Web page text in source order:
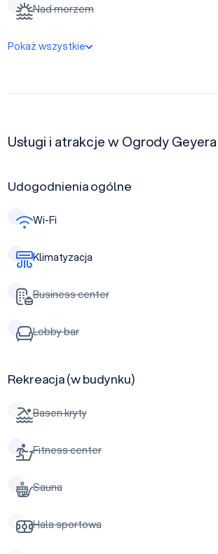
Nad morzem
Pokaż wszystkie
Usługi i atrakcje w Ogrody Geyera
Udogodnienia ogólne
Wi-Fi
Klimatyzacja
Business center
Lobby bar
Rekreacja (w budynku)
Basen kryty
Fitness center
Sauna
Hala sportowa